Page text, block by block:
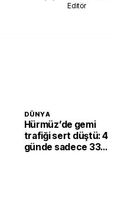
Editör
DÜNYA
Hürmüz’de gemi
trafiği sert düştü: 4
günde sadece 33